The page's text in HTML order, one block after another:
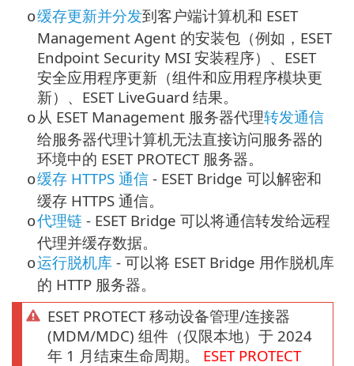
o缓存更新并分发到客户端计算机和 ESET
Management Agent 的安装包（例如， ESET
Endpoint Security MSI 安装程序）、ESET
安全应用程序更新（组件和应用程序模块更
新）、ESET LiveGuard 结果。
o从 ESET Management 服务器代理转发通信
给服务器代理计算机无法直接访问服务器的
环境中的 ESET PROTECT 服务器。
o缓存 HTTPS 通信 - ESET Bridge 可以解密和
缓存 HTTPS 通信。
o代理链 - ESET Bridge 可以将通信转发给远程
代理并缓存数据。
o运行脱机库 - 可以将 ESET Bridge 用作脱机库
的 HTTP 服务器。
ESET PROTECT 移动设备管理/连接器
(MDM/MDC) 组件（仅限本地）于 2024
年 1 月结束生命周期。 ESET PROTECT